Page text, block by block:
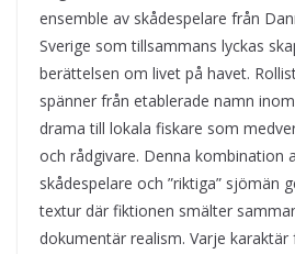
ensemble av skådespelare från
Sverige som tillsammans lyckas
berättelsen om livet på havet.
spänner från etablerade namn
drama till lokala fiskare som
och rådgivare. Denna kombination
skådespelare och ”riktiga” sjömän
textur där fiktionen smälter
dokumentär realism. Varje karaktär